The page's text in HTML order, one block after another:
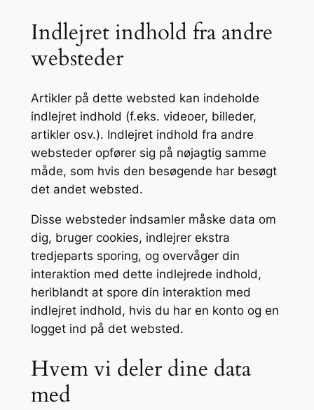
Indlejret indhold fra andre
websteder
Artikler på dette websted kan indeholde
indlejret indhold (f.eks. videoer, billeder,
artikler osv.). Indlejret indhold fra andre
websteder opfører sig på nøjagtig samme
måde, som hvis den besøgende har besøgt
det andet websted.
Disse websteder indsamler måske data om
dig, bruger cookies, indlejrer ekstra
tredjeparts sporing, og overvåger din
interaktion med dette indlejrede indhold,
heriblandt at spore din interaktion med
indlejret indhold, hvis du har en konto og en
logget ind på det websted.
Hvem vi deler dine data
med